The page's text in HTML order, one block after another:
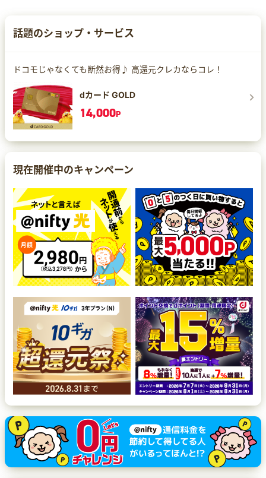
話題のショップ・サービス
ドコモじゃなくても断然お得♪ 高還元クレカならコレ！
dカード GOLD
14,000P
現在開催中のキャンペーン